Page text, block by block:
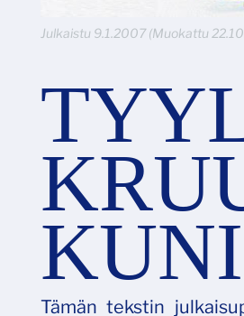
Julkaistu 9.1.2007 (Muokattu
Tämän tekstin